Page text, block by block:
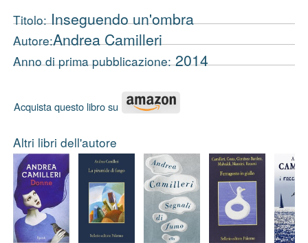
Titolo:Inseguendo un'ombra
Autore:Andrea Camilleri
Anno di prima pubblicazione:2014
Acquista questo libro su
Altri libri dell'autore